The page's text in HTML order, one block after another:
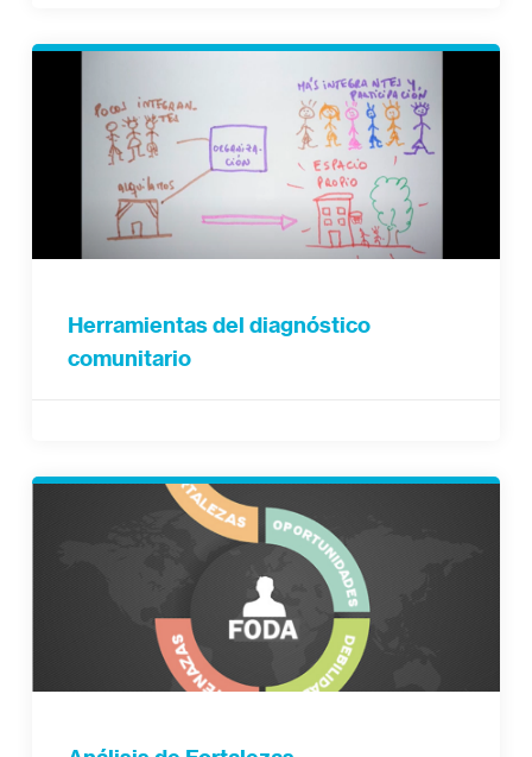
Herramientas del diagnóstico
comunitario